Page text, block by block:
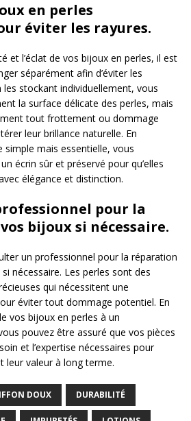
en perles
éviter les rayures.
et l’éclat de vos bijoux en perles, il est
séparément afin d’éviter les
les stockant individuellement, vous
la surface délicate des perles, mais
tout frottement ou dommage
leur brillance naturelle. En
mais essentielle, vous
écrin sûr et préservé pour qu’elles
élégance et distinction.
pour la
bijoux si nécessaire.
un professionnel pour la réparation
nécessaire. Les perles sont des
qui nécessitent une
éviter tout dommage potentiel. En
vos bijoux en perles à un
pouvez être assuré que vos pièces
et l’expertise nécessaires pour
leur valeur à long terme.
DOUX DURABILITÉ